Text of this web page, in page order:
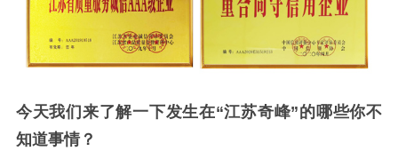
今天我们来了解一下发生在“江苏奇峰”的哪些你不
知道事情？